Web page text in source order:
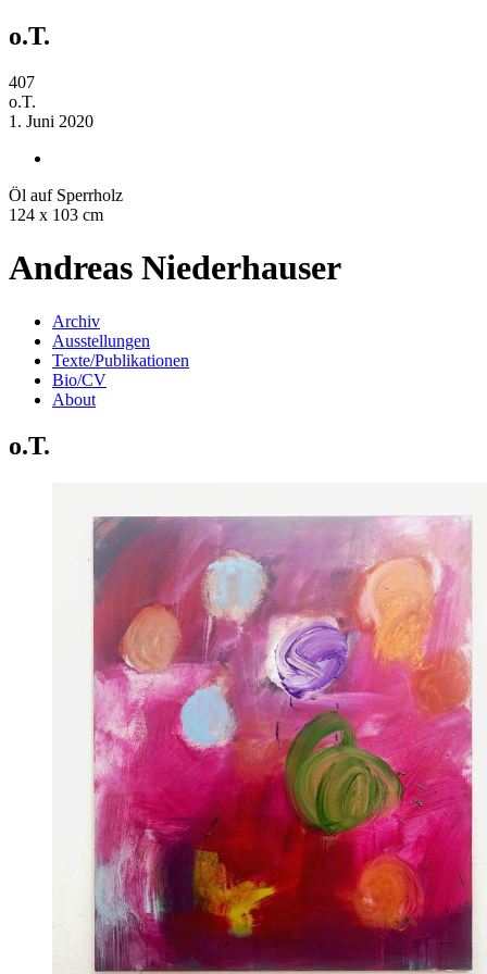
o.T.
407
o.T.
1. Juni 2020
Öl auf Sperrholz
124 x 103 cm
Andreas Niederhauser
Archiv
Ausstellungen
Texte/Publikationen
Bio/CV
About
o.T.